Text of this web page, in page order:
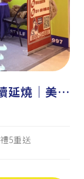
延燒｜美式
｜小資加
5重送